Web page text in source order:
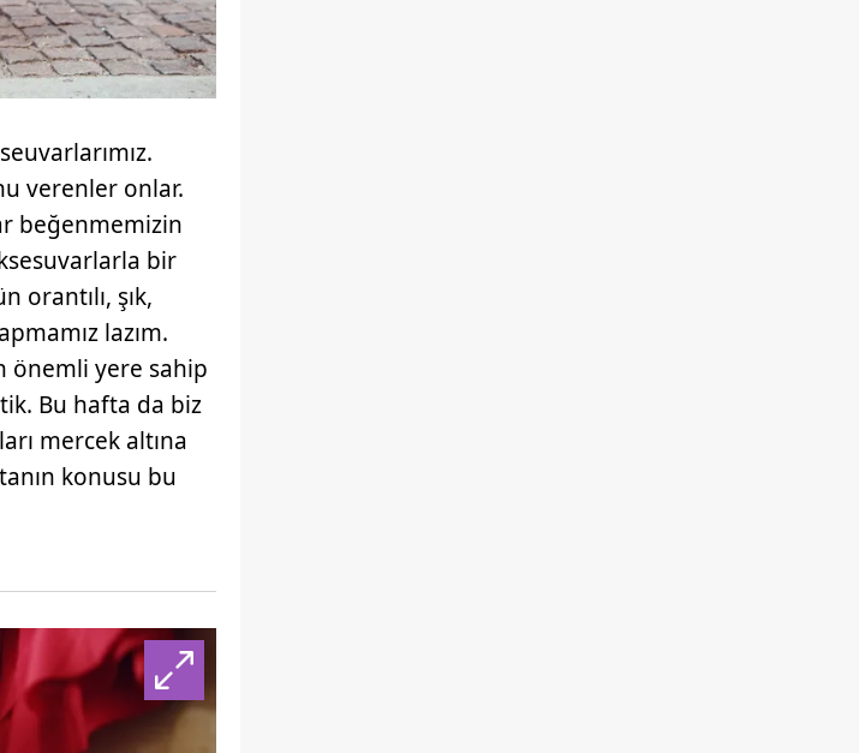
verenler onlar.
beğenmemizin
bir
şık,
lazım.
önemli yere sahip
Bu hafta da biz
mercek altına
konusu bu